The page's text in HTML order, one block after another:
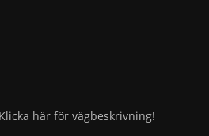
Klicka här för vägbeskrivning!